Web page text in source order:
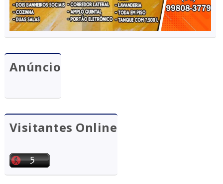
Anúncio
Visitantes Online